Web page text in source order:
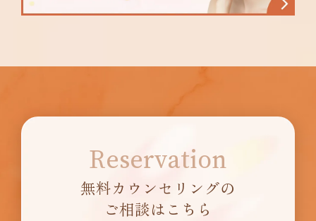
Reservation
無料カウンセリングの
ご相談はこちら